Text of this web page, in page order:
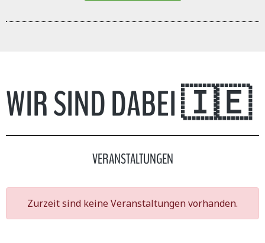
WIR SIND DABEI 🇮🇪
VERANSTALTUNGEN
Zurzeit sind keine Veranstaltungen vorhanden.